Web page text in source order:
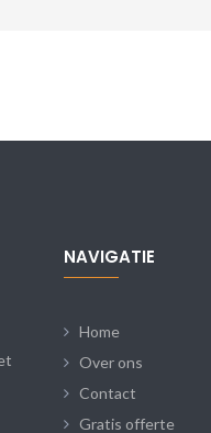
NAVIGATIE
Home
Over ons
Contact
Gratis offerte